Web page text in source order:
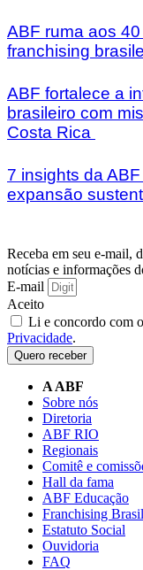
ABF ruma aos
franchising
ABF fortalece a
brasileiro com
Costa Rica
7 insights da
expansão
Receba em seu e-mail,
notícias e informações
E-mail
Aceito
Li e concordo com
Privacidade.
Quero receber
A ABF
Sobre nós
Diretoria
ABF RIO
Regionais
Comitê e
Hall da fama
ABF Educação
Franchising Brasil
Estatuto Social
Ouvidoria
FAQ